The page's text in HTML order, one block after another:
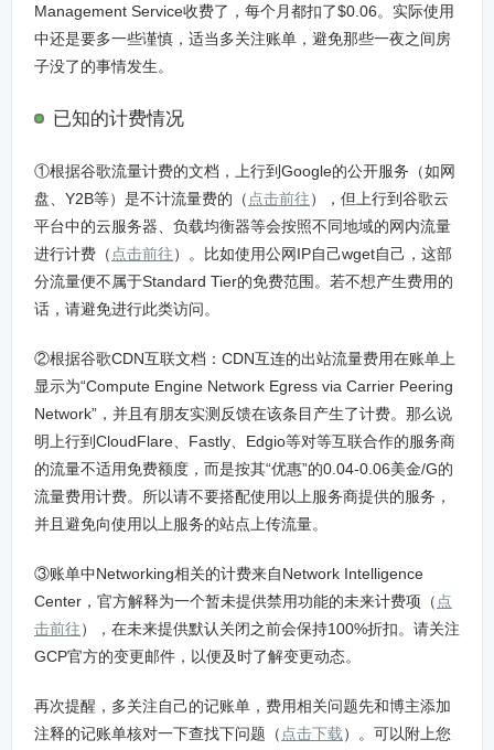
Management Service收费了，每个月都扣了$0.06。实际使用
中还是要多一些谨慎，适当多关注账单，避免那些一夜之间房
子没了的事情发生。
已知的计费情况
①根据谷歌流量计费的文档，上行到Google的公开服务（如网
盘、Y2B等）是不计流量费的（ 点击前往），但上行到谷歌云
平台中的云服务器、负载均衡器等会按照不同地域的网内流量
进行计费（ 点击前往）。比如使用公网IP自己wget自己，这部
分流量便不属于Standard Tier的免费范围。若不想产生费用的
话，请避免进行此类访问。
②根据谷歌CDN互联文档：CDN互连的出站流量费用在账单上
显示为“Compute Engine Network Egress via Carrier Peering
Network”，并且有朋友实测反馈在该条目产生了计费。那么说
明上行到CloudFlare、Fastly、Edgio等对等互联合作的服务商
的流量不适用免费额度，而是按其“优惠”的0.04-0.06美金/G的
流量费用计费。所以请不要搭配使用以上服务商提供的服务，
并且避免向使用以上服务的站点上传流量。
③账单中Networking相关的计费来自Network Intelligence
Center，官方解释为一个暂未提供禁用功能的未来计费项（ 点
击前往），在未来提供默认关闭之前会保持100%折扣。请关注
GCP官方的变更邮件，以便及时了解变更动态。
再次提醒，多关注自己的记账单，费用相关问题先和博主添加
注释的记账单核对一下查找下问题（ 点击下载）。可以附上您